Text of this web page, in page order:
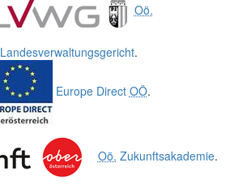
Oö.
Landesverwaltungsgericht.
Europe Direct OÖ.
Oö. Zukunftsakademie.